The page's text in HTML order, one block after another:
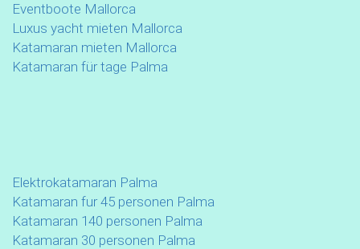
Eventboote Mallorca
Luxus yacht mieten Mallorca
Katamaran mieten Mallorca
Katamaran für tage Palma
Elektrokatamaran Palma
Katamaran fur 45 personen Palma
Katamaran 140 personen Palma
Katamaran 30 personen Palma